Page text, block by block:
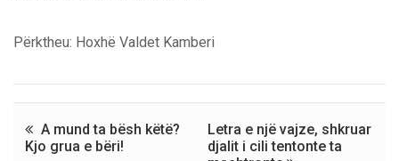
Përktheu: Hoxhë Valdet Kamberi
A mund ta bësh këtë?
Kjo grua e bëri!
Letra e një vajze, shkruar
djalit i cili tentonte ta